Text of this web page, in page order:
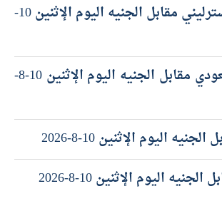
سعر الجنيه الإسترليني مقابل الجنيه اليوم الإثنين 10-
سعر الريال السعودي مقابل الجنيه اليوم الإثنين 10-8-
اليوم الإثنين 10-8-2026
اليوم الإثنين 10-8-2026